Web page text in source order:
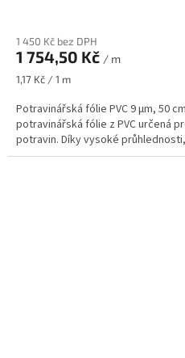
1 450 Kč bez DPH
1 754,50 Kč / m
Měrná
1,17 Kč / 1 m
Potravinářská fólie PVC 9 µm, 50
potravinářská fólie z PVC určená
potravin. Díky vysoké